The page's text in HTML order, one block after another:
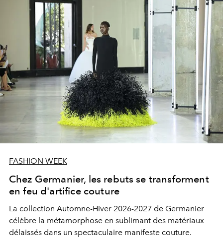
FASHION WEEK
Chez Germanier, les rebuts se transforment
en feu d'artifice couture
La collection Automne-Hiver 2026-2027 de Germanier
célèbre la métamorphose en sublimant des matériaux
délaissés dans un spectaculaire manifeste couture.